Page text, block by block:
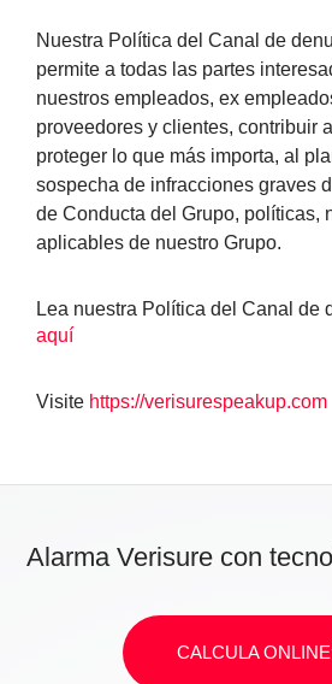
Nuestra Política del Canal de
permite a todas las partes
nuestros empleados, ex
proveedores y clientes, contribuir
proteger lo que más importa, al
sospecha de infracciones graves
de Conducta del Grupo, políticas,
aplicables de nuestro Grupo.
Lea nuestra Política del Canal de
aquí
Visite https://verisurespeakup.com
Alarma Verisure con
CALCULA ONLINE